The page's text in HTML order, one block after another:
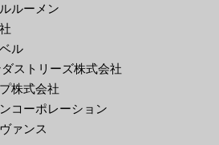
ルーメン
ル
ダストリーズ株式会社
株式会社
コーポレーション
ァンス